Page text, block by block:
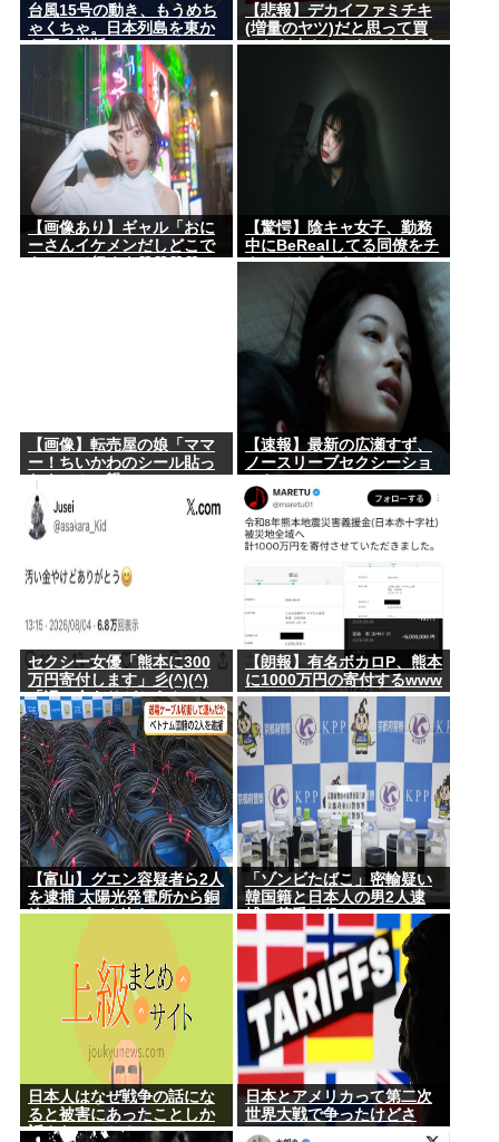
台風15号の動き、もうめち
ゃくちゃ。日本列島を東か
ら西に横断
【悲報】デカイファミチキ
(増量のヤツ)だと思って買
ったら小さかったからわざ
【画像あり】ギャル「おに
ーさんイケメンだしどこで
もついて行くよ♡♡♡♡」
【驚愕】陰キャ女子、勤務
中にBeRealしてる同僚をチ
クってクビにさせるwww
【画像】転売屋の娘「ママ
ー！ちいかわのシール貼っ
たよー！」親
「！！！！！！」
【速報】最新の広瀬すず、
ノースリーブセクシーショ
ットwww
セクシー女優「熊本に300
万円寄付します」彡(^)(^)
「汚い金ありがとうやで」
→
【朗報】有名ボカロP、熊本
に1000万円の寄付するwww
【富山】グエン容疑者ら2人
を逮捕 太陽光発電所から銅
線ケーブルを盗む
「ゾンビたばこ」密輸疑い
韓国籍と日本人の男2人逮
捕、荷受け役か
日本人はなぜ戦争の話にな
ると被害にあったことしか
話さないのか？
日本とアメリカって第二次
世界大戦で争ったけどさ